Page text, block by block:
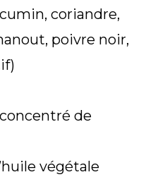
coriandre,
poivre noir,
de
végétale